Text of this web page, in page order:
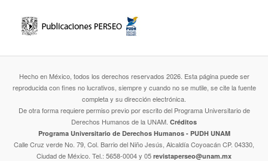
Hecho en México, todos los derechos reservados 2026. Esta página puede ser
reproducida con fines no lucrativos, siempre y cuando no se mutile, se cite la fuente
completa y su dirección electrónica.
De otra forma requiere permiso previo por escrito del Programa Universitario de
Derechos Humanos de la UNAM. Créditos
Programa Universitario de Derechos Humanos - PUDH UNAM
Calle Cruz verde No. 79, Col. Barrio del Niño Jesús, Alcaldía Coyoacán CP. 04330,
Ciudad de México. Tel.: 5658-0004 y 05 revistaperseo@unam.mx